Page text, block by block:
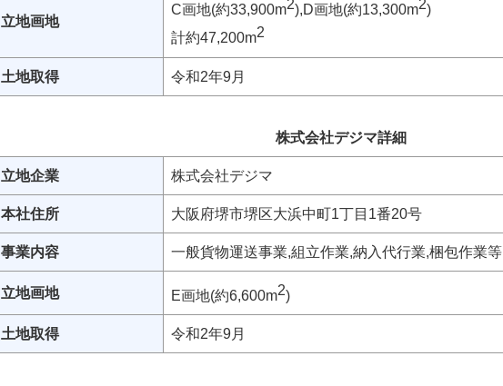
立地画地
C画地(約33,900m2),D画地(約13,300m2)
計約47,200m2
土地取得 令和2年9月
株式会社デジマ詳細
立地企業 株式会社デジマ
本社住所 大阪府堺市堺区大浜中町1丁目1番20号
事業内容 一般貨物運送事業,組立作業,納入代行業,梱包作業等
立地画地 E画地(約6,600m2)
土地取得 令和2年9月